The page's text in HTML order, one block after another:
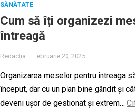
SĂNĂTATE
Cum să îți organizezi
întreagă
Redacția — Februarie 20, 2025
Organizarea meselor pentru întreaga
început, dar cu un plan bine gândit și
deveni ușor de gestionat și extrem…